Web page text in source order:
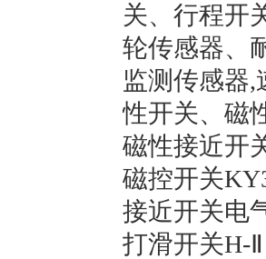
关、行程开
轮传感器、
监测传感器
性开关、磁
磁性接近开
磁控开关
接近开关电
打滑开关H-Ⅱ